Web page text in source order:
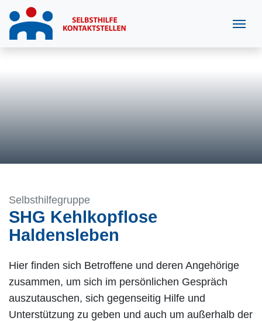
Selbsthilfegruppe
SHG Kehlkopflose
Haldensleben
Hier finden sich Betroffene und deren Angehörige
zusammen, um sich im persönlichen Gespräch
auszutauschen, sich gegenseitig Hilfe und
Unterstützung zu geben und auch um außerhalb der